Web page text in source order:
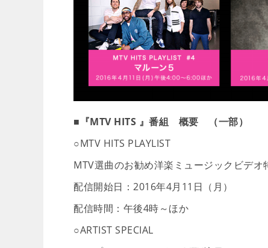
■『MTV HITS 』番組 概要 （一部）
○MTV HITS PLAYLIST
MTV選曲のお勧め洋楽ミュージックビデオ
配信開始日：2016年4月11日（月）
配信時間：午後4時～ほか
○ARTIST SPECIAL